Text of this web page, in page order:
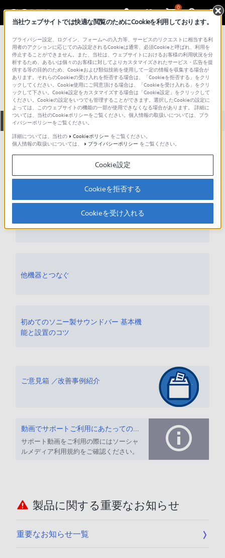
0
総合サポート・お問い合わせ サウンドバー／サラウンドスピーカー
RHT-G1200
全て ダウンロード 取扱説明書 Q&A
製品に関する重要なお知らせ
お知らせ
人気のトピック
使いかた
他機器とつなぐ
初めてのソニー製サウンドバー 基本機
能と設置のコツ
ご意見箱 ／改善事例紹介
動画でサポートご利用にあたってのお願い
サポート動画をご利用の際にはソーシャ
ルメディア利用規約をご確認ください。
製品に関する重要なお知らせ
重要なお知らせ一覧
当社ウェブサイトでは快適な閲覧のためにCookieを利用しております。
プライバシー設定、ログイン、フォームへの入力等、サービスのリクエストに相当する利
用者のアクションに応じてのみ設定されるCookieは通常、必須Cookieと呼ばれ、利用を
停止することができません。また、当社は、ウェブサイトにおけるお客様の利用状況を分
析するため、あるいは個々のお客様に対してよりカスタマイズされたサービス・広告を提
供する等の目的のため、Cookieおよび類似技術を使用して一定の情報を収集する場合が
あります。それらのCookieの受け入れを拒否する場合は、「Cookieを拒否する」をクリ
ックしてください。Cookie使用にご同意頂ける場合は、「Cookieを受け入れる」をクリ
ックして下さい。Cookie設定をカスタマイズする場合は「Cookie設定」をクリックして
ください。Cookieの設定をいつでも管理することができます。選択したCookieの設定に
よっては、このウェブサイトの機能の一部が使用できなくなる場合があります。 詳細に
ついては、当社のCookieポリシーをご覧ください。個人情報の取扱いについては、プラ
イバシーポリシーをご覧ください。
詳細については、当社の
Cookieポリシー をご覧ください。
個人情報の取扱いについては、
プライバシーポリシー をご覧ください。
Cookie設定
Cookieを拒否する
Cookieを受け入れる